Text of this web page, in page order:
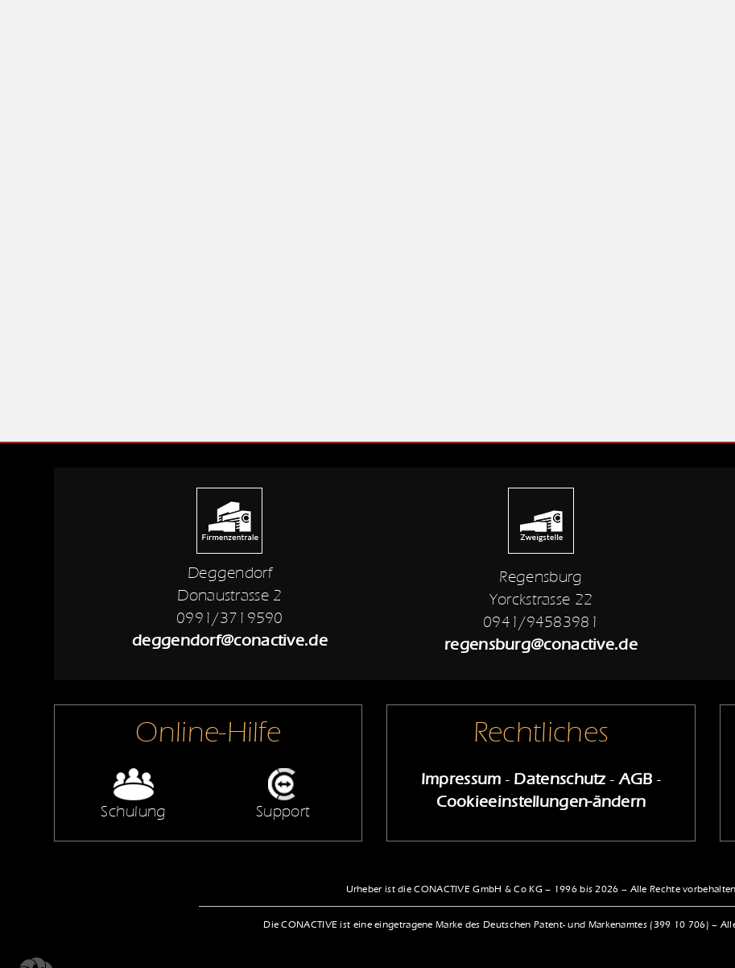
Deggendorf
Donaustrasse 2
0991/3719590
deggendorf@conactive.de
Regensburg
Yorckstrasse 22
0941/94583981
regensburg@conactive.de
Online-Hilfe
Schulung Support
Rechtliches
Impressum - Datenschutz -AGB -
Cookieeinstellungen-ändern
Urheber ist die CONACTIVE GmbH & Co KG – 1996 bis 2026 – Alle Rechte vorbehalten
Die CONACTIVE ist eine eingetragene Marke des Deutschen Patent- und Markenamtes (399 10 706) –